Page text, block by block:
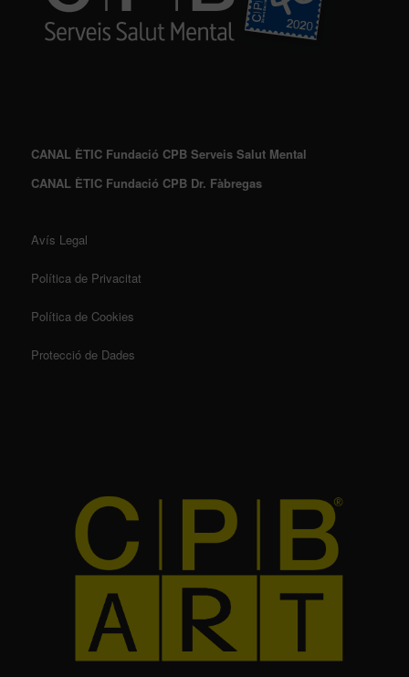
CANAL ÈTIC Fundació CPB Serveis Salut Mental
CANAL ÈTIC Fundació CPB Dr. Fàbregas
Avís Legal
Política de Privacitat
Política de Cookies
Protecció de Dades